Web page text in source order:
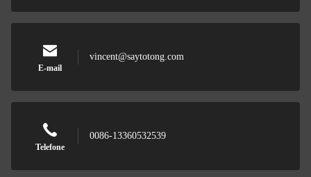
E-mail
vincent@saytotong.com
Telefone
0086-13360532539